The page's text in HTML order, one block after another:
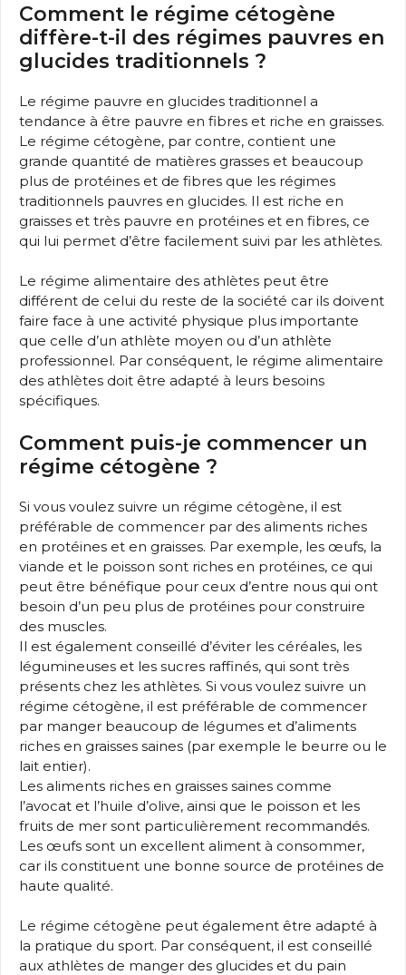
Comment le régime cétogène
diffère-t-il des régimes pauvres en
glucides traditionnels ?
Le régime pauvre en glucides traditionnel a
tendance à être pauvre en fibres et riche en graisses.
Le régime cétogène, par contre, contient une
grande quantité de matières grasses et beaucoup
plus de protéines et de fibres que les régimes
traditionnels pauvres en glucides. Il est riche en
graisses et très pauvre en protéines et en fibres, ce
qui lui permet d’être facilement suivi par les athlètes.
Le régime alimentaire des athlètes peut être
différent de celui du reste de la société car ils doivent
faire face à une activité physique plus importante
que celle d’un athlète moyen ou d’un athlète
professionnel. Par conséquent, le régime alimentaire
des athlètes doit être adapté à leurs besoins
spécifiques.
Comment puis-je commencer un
régime cétogène ?
Si vous voulez suivre un régime cétogène, il est
préférable de commencer par des aliments riches
en protéines et en graisses. Par exemple, les œufs, la
viande et le poisson sont riches en protéines, ce qui
peut être bénéfique pour ceux d’entre nous qui ont
besoin d’un peu plus de protéines pour construire
des muscles.
Il est également conseillé d’éviter les céréales, les
légumineuses et les sucres raffinés, qui sont très
présents chez les athlètes. Si vous voulez suivre un
régime cétogène, il est préférable de commencer
par manger beaucoup de légumes et d’aliments
riches en graisses saines (par exemple le beurre ou le
lait entier).
Les aliments riches en graisses saines comme
l’avocat et l’huile d’olive, ainsi que le poisson et les
fruits de mer sont particulièrement recommandés.
Les œufs sont un excellent aliment à consommer,
car ils constituent une bonne source de protéines de
haute qualité.
Le régime cétogène peut également être adapté à
la pratique du sport. Par conséquent, il est conseillé
aux athlètes de manger des glucides et du pain